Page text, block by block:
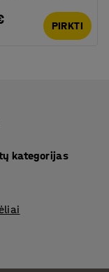
PIRKTI
kategorijas